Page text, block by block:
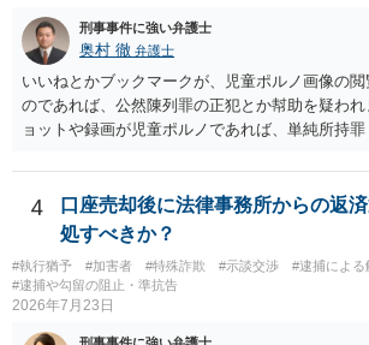
刑事事件に強い弁護士
奥村 徹 弁護士
いいねとかブックマークが、児童ポルノ画像の
のであれば、公然陳列罪の正犯とか幇助を疑わ
ョットや録画が児童ポルノであれば、単純所持
ポルノ画像の陳列者の関連先として、任意で取
す。 snsのサーバー凍結の具体的理由はわかり
であれば、日本警察に連絡されて、日本の刑罰
ば、捜査を受けることがあります。
4
口座売却後に法律事務所からの返
処すべきか？
#執行猶予 #加害者 #特殊詐欺 #示談交渉
#逮捕による
#逮捕や勾留の阻止・準抗告
2026年7月23日